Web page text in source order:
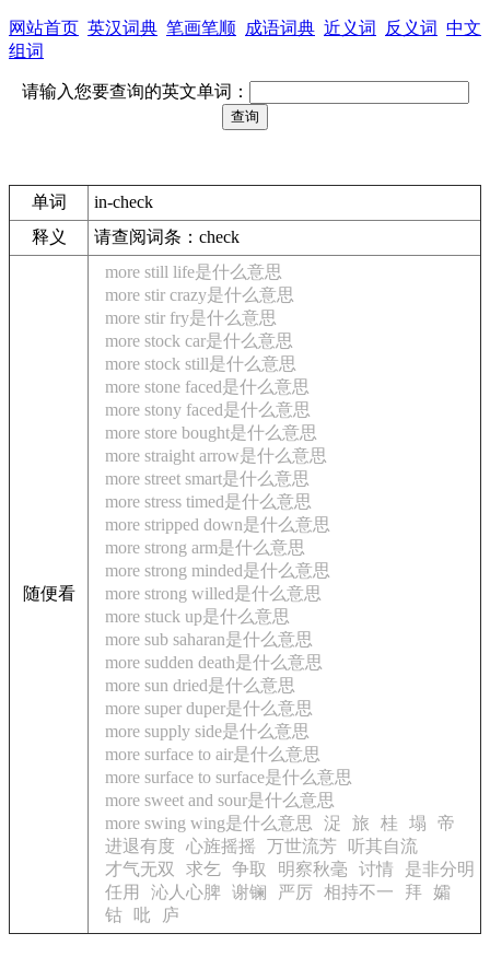
网站首页 英汉词典 笔画笔顺 成语词典 近义词 反义词 中文
组词
请输入您要查询的英文单词：
单词
in-check
释义
请查阅词条：check
随便看
more still life是什么意思
more stir crazy是什么意思
more stir fry是什么意思
more stock car是什么意思
more stock still是什么意思
more stone faced是什么意思
more stony faced是什么意思
more store bought是什么意思
more straight arrow是什么意思
more street smart是什么意思
more stress timed是什么意思
more stripped down是什么意思
more strong arm是什么意思
more strong minded是什么意思
more strong willed是什么意思
more stuck up是什么意思
more sub saharan是什么意思
more sudden death是什么意思
more sun dried是什么意思
more super duper是什么意思
more supply side是什么意思
more surface to air是什么意思
more surface to surface是什么意思
more sweet and sour是什么意思
more swing wing是什么意思
浞 旅 桂 塌
帝
进退有度
心旌摇摇 万世流芳
听其自流
才气无双
求乞 争取 明察秋毫 讨情
是非分明
任用
沁人心脾 谢镧 严厉 相持不一 拜 孀
钴
吡 庐